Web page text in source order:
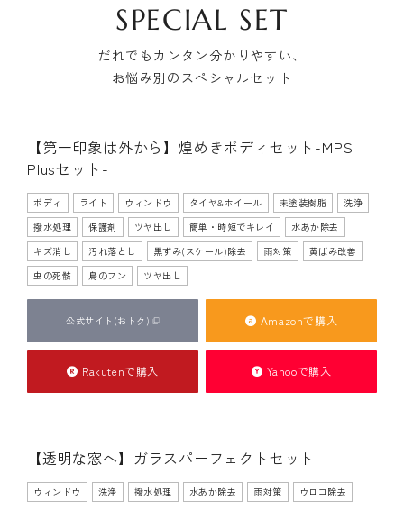
SPECIAL SET
だれでもカンタン分かりやすい、
お悩み別のスペシャルセット
ポリッシャー使用
手施工
【第一印象は外から】煌めきボディセット-MPS
Plusセット-
ボディ ライト ウィンドウ タイヤ&ホイール 未塗装樹脂
洗浄
撥水処理
保護剤 ツヤ出し 簡単・時短でキレイ
水あか除去
キズ消し
汚れ落とし 黒ずみ(スケール)除去 雨対策
黄ばみ改善
虫の死骸
鳥のフン ツヤ出し
公式サイト (おトク) Amazonで購入
Rakutenで購入 Yahooで購入
ポリッシャー使用
手施工
【透明な窓へ】ガラスパーフェクトセット
ウィンドウ 洗浄 撥水処理 水あか除去 雨対策 ウロコ除去